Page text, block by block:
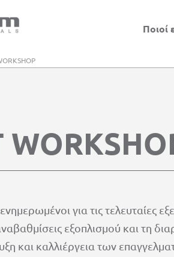
Ποιοί
για τις τελευταίες
εξοπλισμού και τη
και καλλιέργεια των